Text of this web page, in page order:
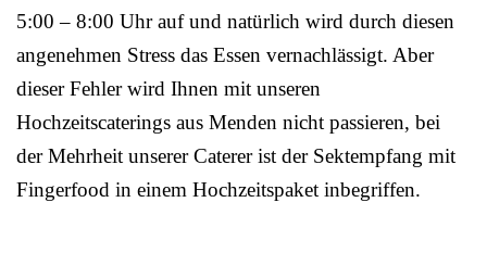
5:00 – 8:00 Uhr auf und natürlich wird durch diesen
angenehmen Stress das Essen vernachlässigt. Aber
dieser Fehler wird Ihnen mit unseren
Hochzeitscaterings aus Menden nicht passieren, bei
der Mehrheit unserer Caterer ist der Sektempfang mit
Fingerfood in einem Hochzeitspaket inbegriffen.